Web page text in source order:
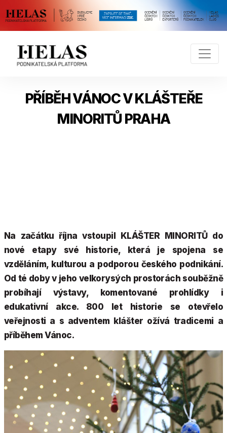
PŘÍBĚH VÁNOC V KLÁŠTEŘE
MINORITŮ PRAHA
Na začátku října vstoupil KLÁŠTER MINORITŮ do
nové etapy své historie, která je spojena se
vzděláním, kulturou a podporou českého podnikání.
Od té doby v jeho velkorysých prostorách souběžně
probíhají výstavy, komentované prohlídky i
edukativní akce. 800 let historie se otevřelo
veřejnosti a s adventem klášter ožívá tradicemi a
příběhem Vánoc.